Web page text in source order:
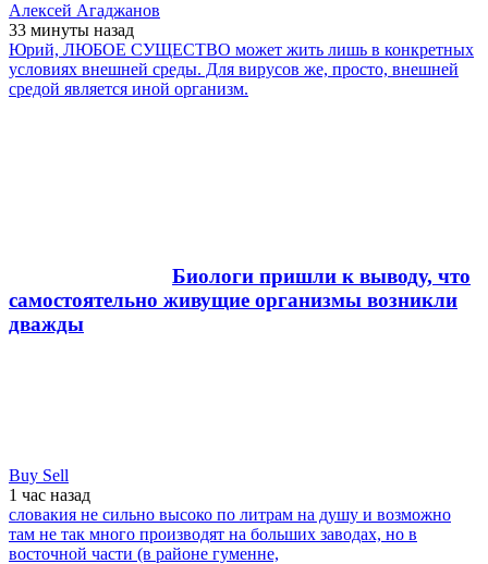
Алексей Агаджанов
33 минуты назад
Юрий, ЛЮБОЕ СУЩЕСТВО может жить лишь в конкретных
условиях внешней среды. Для вирусов же, просто, внешней
средой является иной организм.
Биологи пришли к выводу, что
самостоятельно живущие организмы возникли
дважды
Buy Sell
1 час назад
словакия не сильно высоко по литрам на душу и возможно
там не так много производят на больших заводах, но в
восточной части (в районе гуменне,